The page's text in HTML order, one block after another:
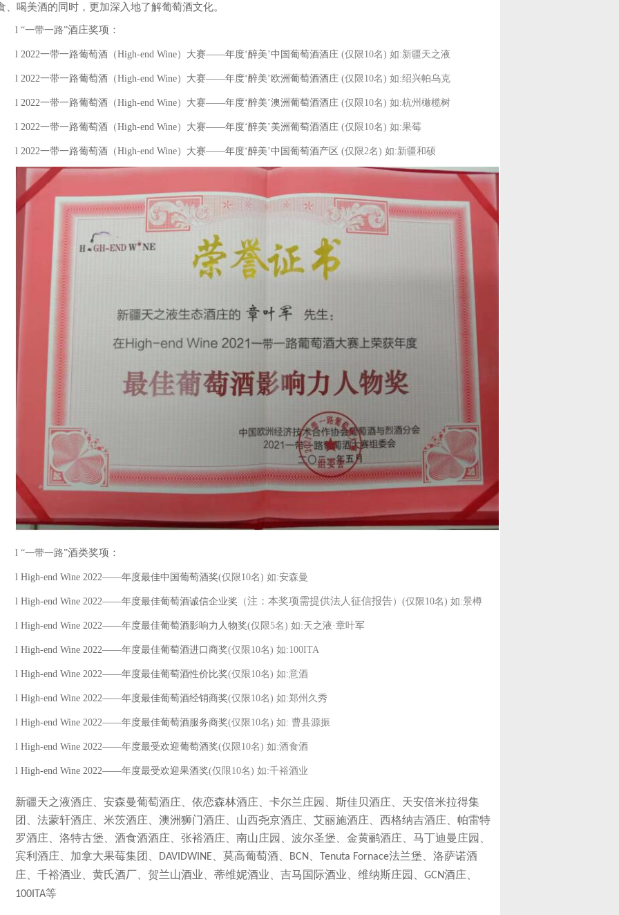
、喝美酒的同时，更加深入地了解葡萄酒文化。
l “一带一路”酒庄奖项：
l 2022一带一路葡萄酒（High-end Wine）大赛——年度‘醉美’中国葡萄酒酒庄 (仅限10名) 如:新疆天之液
l 2022一带一路葡萄酒（High-end Wine）大赛——年度‘醉美’欧洲葡萄酒酒庄 (仅限10名) 如:绍兴帕乌克
l 2022一带一路葡萄酒（High-end Wine）大赛——年度‘醉美’澳洲葡萄酒酒庄 (仅限10名) 如:杭州橄榄树
l 2022一带一路葡萄酒（High-end Wine）大赛——年度‘醉美’美洲葡萄酒酒庄 (仅限10名) 如:果莓
l 2022一带一路葡萄酒（High-end Wine）大赛——年度‘醉美’中国葡萄酒产区 (仅限2名) 如:新疆和硕
l “一带一路”酒类奖项：
l High-end Wine 2022——年度最佳中国葡萄酒奖(仅限10名) 如:安森曼
l High-end Wine 2022——年度最佳葡萄酒诚信企业奖 （注：本奖项需提供法人征信报告） (仅限10名) 如:景樽
l High-end Wine 2022——年度最佳葡萄酒影响力人物奖(仅限5名) 如:天之液·章叶军
l High-end Wine 2022——年度最佳葡萄酒进口商奖(仅限10名) 如:100ITA
l High-end Wine 2022——年度最佳葡萄酒性价比奖(仅限10名) 如:意酒
l High-end Wine 2022——年度最佳葡萄酒经销商奖(仅限10名) 如:郑州久秀
l High-end Wine 2022——年度最佳葡萄酒服务商奖(仅限10名) 如: 曹县源振
l High-end Wine 2022——年度最受欢迎葡萄酒奖(仅限10名) 如:酒食酒
l High-end Wine 2022——年度最受欢迎果酒奖(仅限10名) 如:千裕酒业
新疆天之液酒庄、安森曼葡萄酒庄、依恋森林酒庄、卡尔兰庄园、斯佳贝酒庄、天安倍米拉得集
团、法蒙轩酒庄、米茨酒庄、澳洲狮门酒庄、山西尧京酒庄、艾丽施酒庄、西格纳吉酒庄、帕雷特
罗酒庄、洛特古堡、酒食酒酒庄、张裕酒庄、南山庄园、波尔圣堡、金黄鹂酒庄、马丁迪曼庄园、
宾利酒庄、加拿大果莓集团、
DAVIDWINE 、莫高葡萄酒、 BCN Tenuta Fornace法兰堡、洛萨诺酒
庄、千裕酒业、黄氏酒厂、贺兰山酒业、蒂维妮酒业、吉马国际酒业、维纳斯庄园、 GCN酒庄、
100ITA等